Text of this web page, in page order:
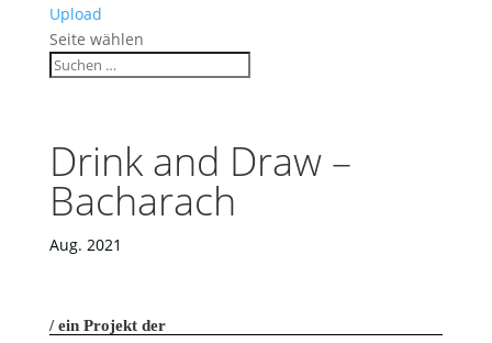
Upload
Seite wählen
Drink and Draw –
Bacharach
Aug. 2021
ein Projekt der